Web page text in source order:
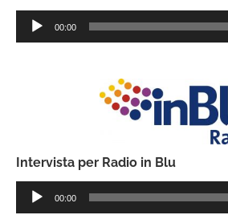
Audio
Player
00:00
Intervista per Radio in Blu
Audio
Player
00:00